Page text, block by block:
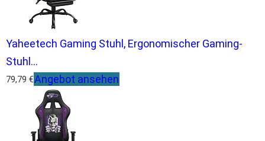
Yaheetech Gaming Stuhl, Ergonomischer Gaming-
Stuhl...
79,79 €Angebot ansehen